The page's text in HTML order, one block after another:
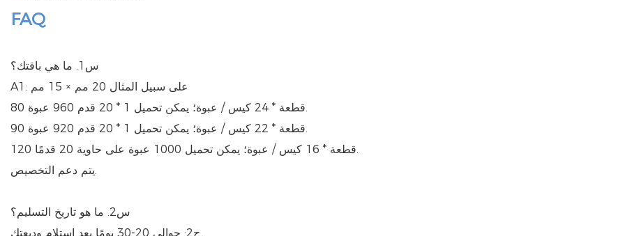
FAQ
س1. ما هي باقتك؟
A1: على سبيل المثال 20 مم × 15 مم
س2. ما هو تاريخ التسليم؟